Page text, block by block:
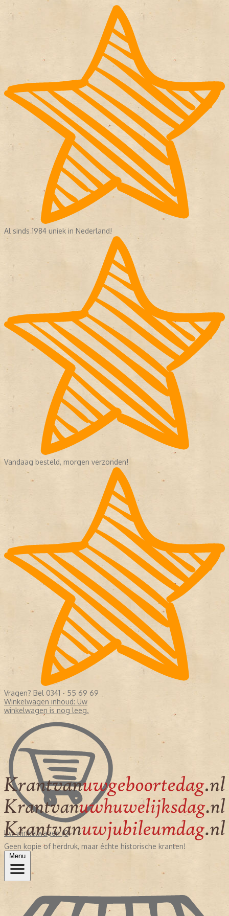
Al sinds 1984 uniek in Nederland!
Vandaag besteld, morgen verzonden!
Vragen? Bel 0341 - 55 69 69
Winkelwagen inhoud: Uw
winkelwagen is nog leeg.
Uw winkelwagen (0)
Geen kopie of herdruk, maar échte historische kranten!
Menu